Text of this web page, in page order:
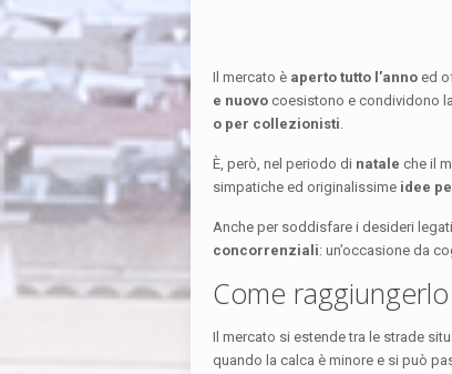
Il mercato èaperto tutto l’annoed
e nuovocoesistono e condividono
o per collezionisti.
È, però, nel periodo di natale che il
simpatiche ed originalissime idee
Anche per soddisfare i desideri legati
concorrenziali: un’occasione da
Come raggiungerlo
Il mercato si estende tra le strade
quando la calca è minore e si può